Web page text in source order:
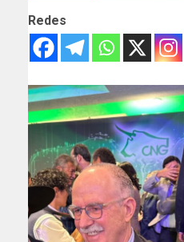
Redes